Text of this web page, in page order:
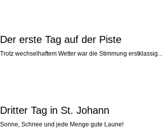
Der erste Tag auf der Piste
Trotz wechselhaftem Wetter war die Stimmung erstklassig...
Dritter Tag in St. Johann
Sonne, Schnee und jede Menge gute Laune!